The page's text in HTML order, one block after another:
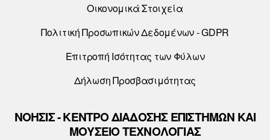
Οικονομικά Στοιχεία
Πολιτική Προσωπικών Δεδομένων - GDPR
Επιτροπή Ισότητας των Φύλων
Δήλωση Προσβασιμότητας
ΝΟΗΣΙΣ - ΚΕΝΤΡΟ ΔΙΑΔΟΣΗΣ ΕΠΙΣΤΗΜΩΝ ΚΑΙ
ΜΟΥΣΕΙΟ ΤΕΧΝΟΛΟΓΙΑΣ